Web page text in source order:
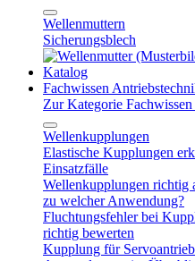
Wellenmuttern
Sicherungsblech
Katalog
Fachwissen
Zur Kategorie
Wellenkupplungen
Elastische Kupplungen
Einsatzfälle
Wellenkupplungen richtig
zu welcher Anwendung?
Fluchtungsfehler bei
richtig bewerten
Kupplung für